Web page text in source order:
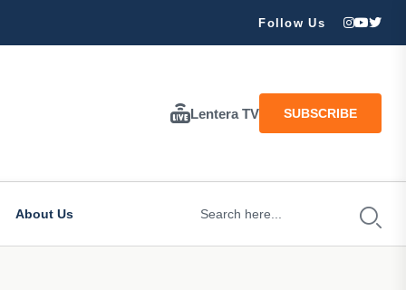
Follow Us
Lentera TV SUBSCRIBE
About Us